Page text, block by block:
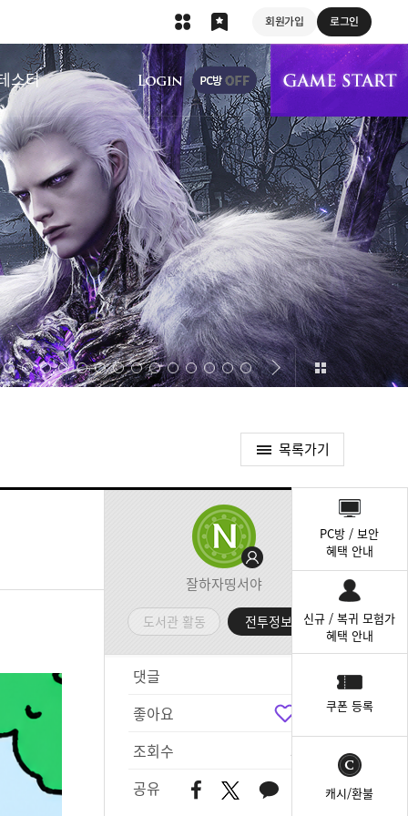
회원가입 로그인
스터
상단 메뉴
목록가기
잘하자띵서야
도서관 활동 전투정보실
댓글
좋아요
조회수
353
공유
PC방 / 보안
혜택 안내
신규 / 복귀 모험가
혜택 안내
쿠폰 등록
캐시/환불